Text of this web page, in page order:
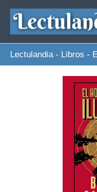
contenido
Lectulandia- Libros -